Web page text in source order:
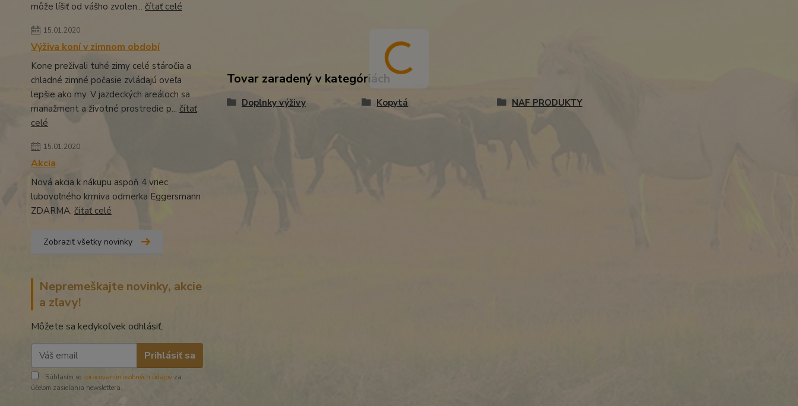
môže líšiť od vášho zvolen... čítať celé
15.01.2020
Výživa koní v zimnom období
Kone prežívali tuhé zimy celé stáročia a
chladné zimné počasie zvládajú oveľa
lepšie ako my. V jazdeckých areáloch sa
manažment a životné prostredie p... čítať
celé
15.01.2020
Akcia
Nová akcia k nákupu aspoň 4 vriec
lubovoľného krmiva odmerka Eggersmann
ZDARMA. čítať celé
Zobraziť všetky novinky
Nepremeškajte novinky, akcie
a zľavy!
Môžete sa kedykoľvek odhlásiť.
Prihlásiť sa
Súhlasím so spracovaním osobných údajov za
účelom zasielania newslettera.
Tovar zaradený v kategóriách
Doplnky výživy Kopytá NAF PRODUKTY